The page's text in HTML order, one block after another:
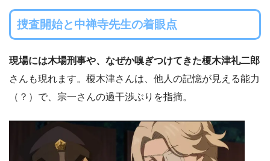
捜査開始と中禅寺先生の着眼点
現場には木場刑事や、なぜか嗅ぎつけてきた榎木津礼二郎
さんも現れます。榎木津さんは、他人の記憶が見える能力
（？）で、宗一さんの過干渉ぶりを指摘。